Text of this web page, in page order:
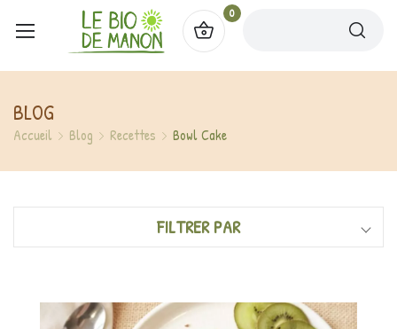
0
BLOG
Accueil Blog Recettes Bowl Cake
FILTRER PAR